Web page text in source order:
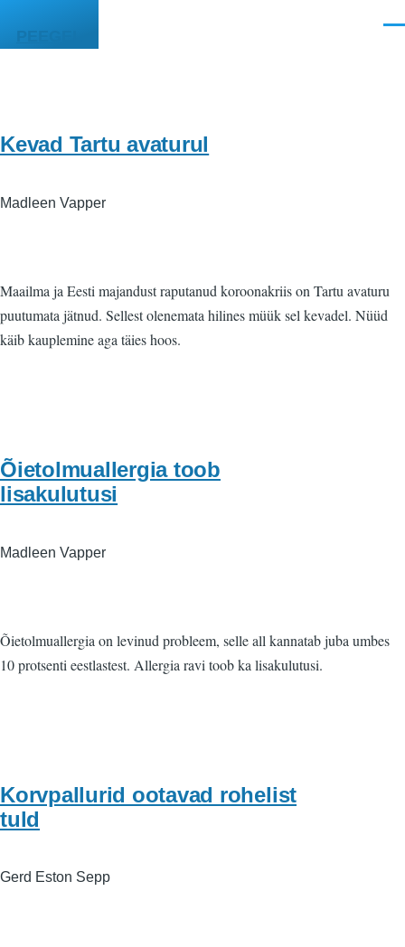
PEEGEL
Kevad Tartu avaturul
Madleen Vapper
Maailma ja Eesti majandust raputanud koroonakriis on Tartu avaturu
puutumata jätnud. Sellest olenemata hilines müük sel kevadel. Nüüd
käib kauplemine aga täies hoos.
Õietolmuallergia toob
lisakulutusi
Madleen Vapper
Õietolmuallergia on levinud probleem, selle all kannatab juba umbes
10 protsenti eestlastest. Allergia ravi toob ka lisakulutusi.
Korvpallurid ootavad rohelist
tuld
Gerd Eston Sepp